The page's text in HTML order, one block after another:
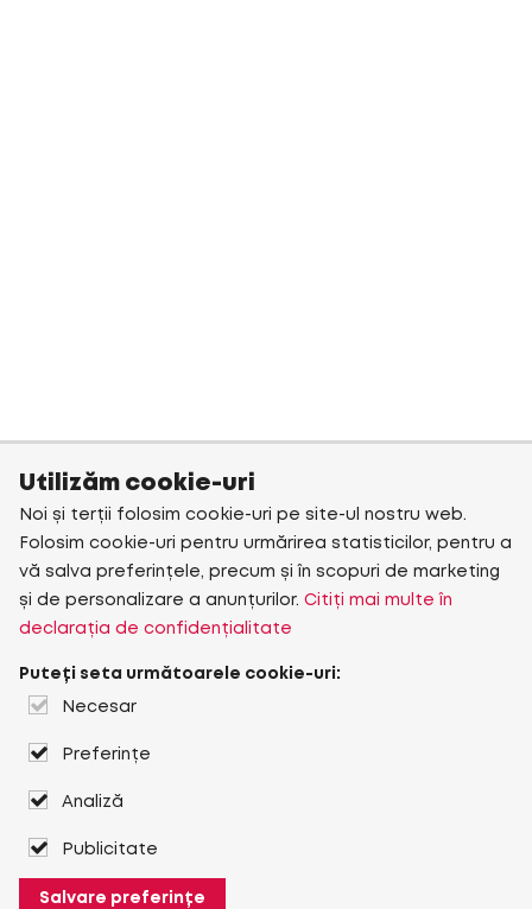
Utilizăm cookie-uri
Noi și terții folosim cookie-uri pe site-ul nostru web.
Folosim cookie-uri pentru urmărirea statisticilor, pentru a
vă salva preferințele, precum și în scopuri de marketing
și de personalizare a anunțurilor. Citiți mai multe în
declarația de confidențialitate
Puteți seta următoarele cookie-uri:
Necesar
Preferințe
Analiză
Publicitate
Salvare preferințe